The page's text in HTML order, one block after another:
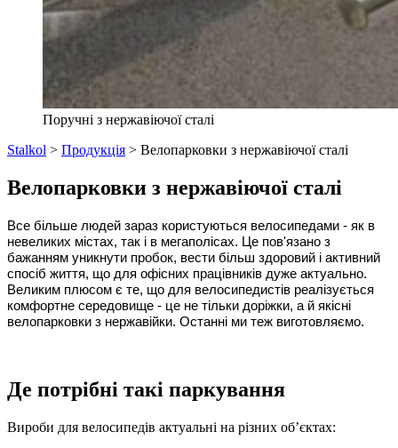
Поручні з нержавіючої сталі
Stalkol > Продукція > Велопарковки з нержавіючої сталі
Велопарковки з нержавіючої сталі
Все більше людей зараз користуються велосипедами - як в
невеликих містах, так і в мегаполісах. Це пов'язано з
бажанням уникнути пробок, вести більш здоровий і активний
спосіб життя, що для офісних працівників дуже актуально.
Великим плюсом є те, що для велосипедистів реалізується
комфортне середовище - це не тільки доріжки, а й якісні
велопарковки з нержавійки. Останні ми теж виготовляємо.
Де потрібні такі паркування
Вироби для велосипедів актуальні на різних об’єктах: